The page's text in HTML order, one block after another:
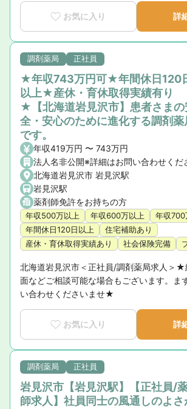
お気に入り 詳
調剤薬局 正社員
★年収743万円可★年間休日120
以上★産休・育休取得実績有り
★【北海道岩見沢市】患者さまの
全・安心のために進化する調剤薬
です。
年収419万円 〜 743万円
法人名非公開※詳細はお問い合わせくだ
北海道岩見沢市 岩見沢駅
岩見沢駅
薬剤師免許をお持ちの方
年収500万以上 年収600万以上
年収700
年間休日120日以上
住宅補助あり
産休・育休取得実績あり
社会保険完備
北海道岩見沢市＜正社員/調剤薬局求人＞★
面などご相談可能な場合もございます。ま
い合わせくださいませ★
お気に入り 詳
調剤薬局 正社員
岩見沢市【岩見沢駅】【正社員/
師求人】社員同士の風通しのよさ